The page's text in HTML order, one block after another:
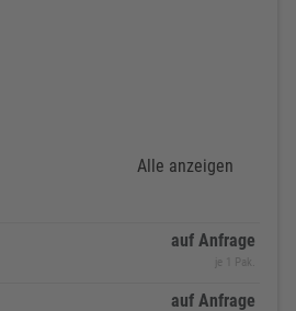
Alle anzeigen
auf Anfrage
je 1 Pak.
auf Anfrage